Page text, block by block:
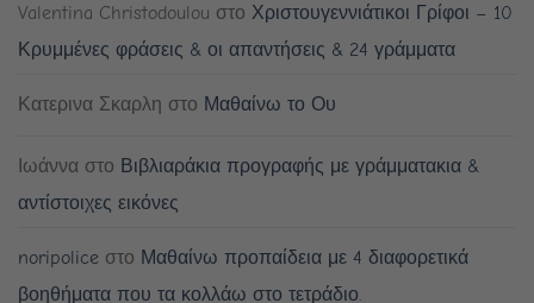
Valentina Christodoulou στο Χριστουγεννιάτικοι Γρίφοι – 10
Κρυμμένες φράσεις & οι απαντήσεις & 24 γράμματα
Κατερινα Σκαρλη στο Μαθαίνω το Ου
Ιωάννα στο Βιβλιαράκια προγραφής με γράμματακια &
αντίστοιχες εικόνες
noripolice στο Μαθαίνω προπαίδεια με 4 διαφορετικά
βοηθήματα που τα κολλάω στο τετράδιο.